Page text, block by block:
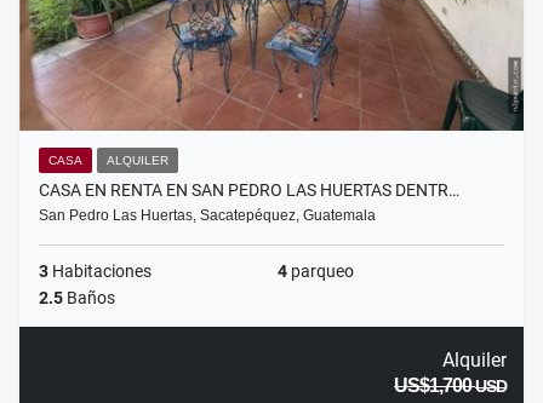
CASA ALQUILER
CASA EN RENTA EN SAN PEDRO LAS HUERTAS DENTR…
San Pedro Las Huertas, Sacatepéquez, Guatemala
3 Habitaciones 4 parqueo
2.5 Baños
Alquiler
US$1,700USD